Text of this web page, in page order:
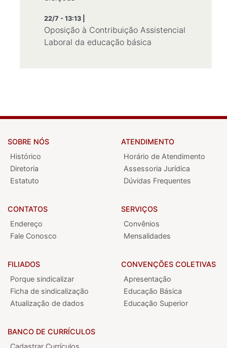
22/7 - 13:13 |
Oposição à Contribuição Assistencial
Laboral da educação básica
SOBRE NÓS
Histórico
Diretoria
Estatuto
CONTATOS
Endereço
Fale Conosco
ATENDIMENTO
Horário de Atendimento
Assessoria Jurídica
Dúvidas Frequentes
SERVIÇOS
Convênios
Mensalidades
FILIADOS
Porque sindicalizar
Ficha de sindicalização
Atualização de dados
BANCO DE CURRÍCULOS
Cadastrar Currículos
CONVENÇÕES COLETIVAS
Apresentação
Educação Básica
Educação Superior